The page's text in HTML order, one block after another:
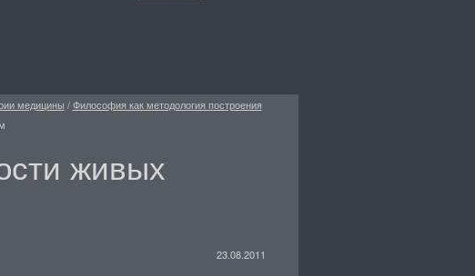
медицины /Философия как методология построения
живых
23.08.2011